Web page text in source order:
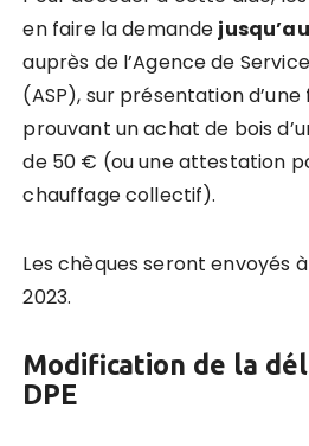
en faire la demande
auprès de l’Agence de
(ASP), sur présentation
prouvant un achat de bois
de 50 € (ou une attestation
chauffage collectif).
Les chèques seront envoyés
2023.
Modification de la
DPE